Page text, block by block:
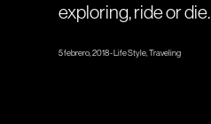
exploring, ride or die.
5 febrero, 2018 Life Style, Traveling